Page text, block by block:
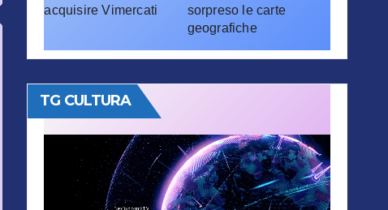
acquisire Vimercati
sorpreso le carte
geografiche
TG CULTURA